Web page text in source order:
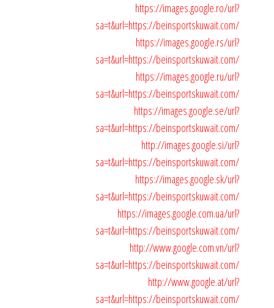
https://images.google.ro/url?
sa=t&url=https://beinsportskuwait.com/
https://images.google.rs/url?
sa=t&url=https://beinsportskuwait.com/
https://images.google.ru/url?
sa=t&url=https://beinsportskuwait.com/
https://images.google.se/url?
sa=t&url=https://beinsportskuwait.com/
http://images.google.si/url?
sa=t&url=https://beinsportskuwait.com/
https://images.google.sk/url?
sa=t&url=https://beinsportskuwait.com/
https://images.google.com.ua/url?
sa=t&url=https://beinsportskuwait.com/
http://www.google.com.vn/url?
sa=t&url=https://beinsportskuwait.com/
http://www.google.at/url?
sa=t&url=https://beinsportskuwait.com/